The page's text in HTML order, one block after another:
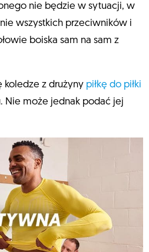
nie będzie w sytuacji, w
wszystkich przeciwników i
boiska sam na sam z
koledze z drużyny piłkę do piłki
Nie może jednak podać jej